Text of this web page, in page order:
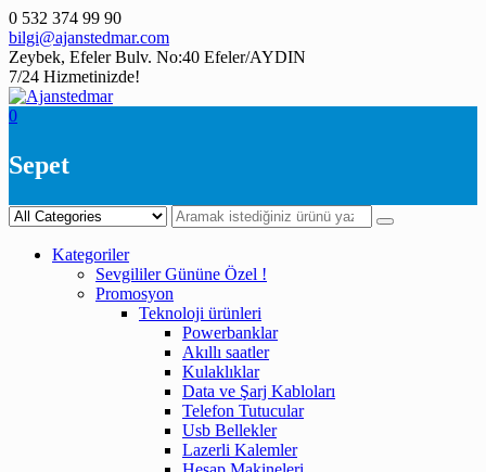
Skip
to
content
0 532 374 99 90
bilgi@ajanstedmar.com
Zeybek, Efeler Bulv. No:40 Efeler/AYDIN
7/24 Hizmetinizde!
0
Sepet
Kategoriler
Sevgililer Gününe Özel !
Promosyon
Teknoloji ürünleri
Powerbanklar
Akıllı saatler
Kulaklıklar
Data ve Şarj Kabloları
Telefon Tutucular
Usb Bellekler
Lazerli Kalemler